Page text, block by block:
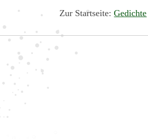
Zur Startseite:Gedichte